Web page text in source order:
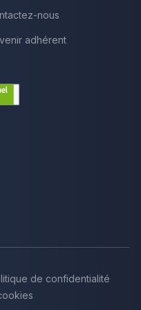
nous
adhérent
de confidentialité